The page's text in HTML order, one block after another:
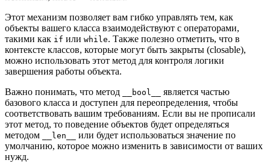
Этот механизм позволяет вам гибко управлять тем, как
объекты вашего класса взаимодействуют с операторами,
такими как if или while. Также полезно отметить, что в
контексте классов, которые могут быть закрыты (closable),
можно использовать этот метод для контроля логики
завершения работы объекта.
Важно понимать, что метод
__bool__
является частью
базового класса и доступен для переопределения, чтобы
соответствовать вашим требованиям. Если вы не прописали
этот метод, то поведение объектов будет определяться
методом
__len__
или будет использоваться значение по
умолчанию, которое можно изменить в зависимости от ваших
нужд.